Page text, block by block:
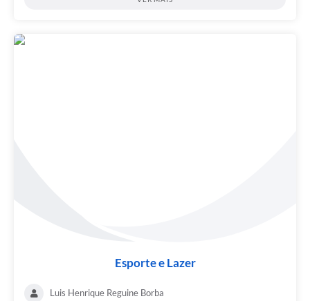
Esporte e Lazer
Luis Henrique Reguine Borba